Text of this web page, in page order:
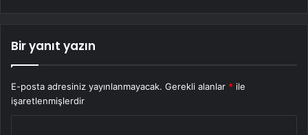
Bir yanıt yazın
E-posta adresiniz yayınlanmayacak. Gerekli alanlar * ile
işaretlenmişlerdir